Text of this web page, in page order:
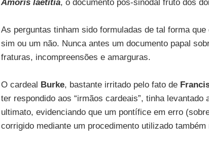
Amoris laetitia, o documento pós-sinodal fruto dos
As perguntas tinham sido formuladas de tal forma
sim ou um não. Nunca antes um documento papal
fraturas, incompreensões e amarguras.
O cardeal Burke, bastante irritado pelo fato de
ter respondido aos “irmãos cardeais”, tinha levantado
ultimato, evidenciando que um pontífice em erro
corrigido mediante um procedimento utilizado